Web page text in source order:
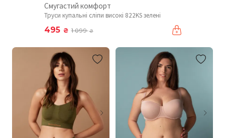
Смугастий комфорт
Труси купальні сліпи високі 822KS зелені
495 ₴ 1 099₴